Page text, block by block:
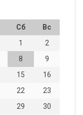
Сб
Вс
1
2
8
9
15
16
22
23
29
30